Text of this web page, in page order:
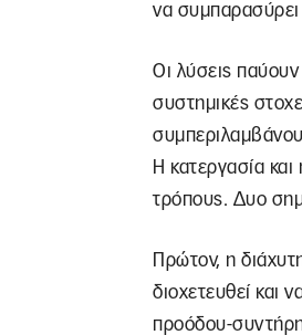
να
Οι λύσεις
συστημικές
Η κατεργασία
τρόπους. Δυο
Πρώτον, η
διοχετευθεί και
προόδου-